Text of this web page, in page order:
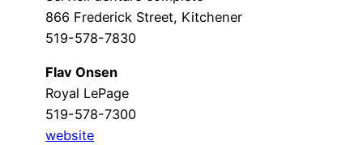
866 Frederick Street, Kitchener
519-578-7830
Flav Onsen
Royal LePage
519-578-7300
website